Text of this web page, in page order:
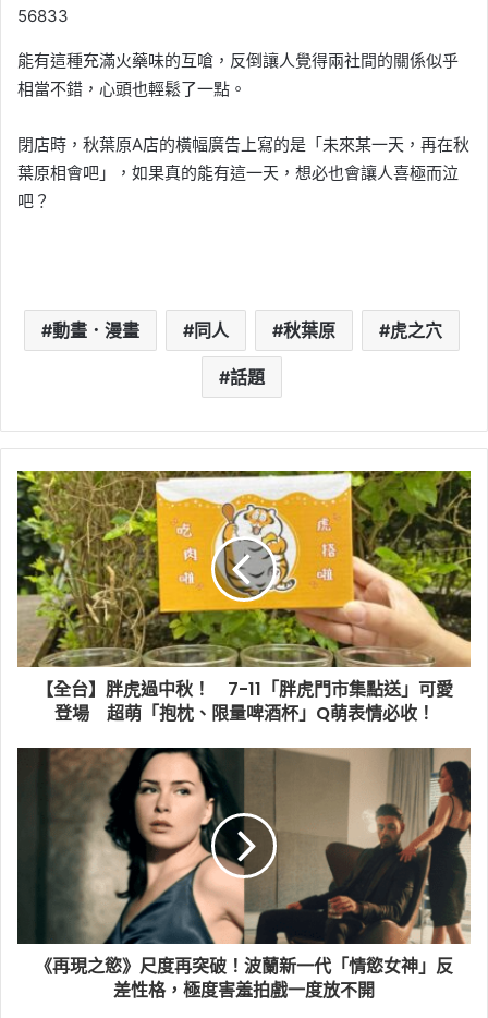
56833
能有這種充滿火藥味的互嗆，反倒讓人覺得兩社間的關係似乎
相當不錯，心頭也輕鬆了一點。
閉店時，秋葉原A店的橫幅廣告上寫的是「未來某一天，再在秋
葉原相會吧」，如果真的能有這一天，想必也會讓人喜極而泣
吧？
動畫．漫畫 同人 秋葉原 虎之穴
話題
【全台】胖虎過中秋！ 7-11「胖虎門市集點送」可愛
登場 超萌「抱枕、限量啤酒杯」Q萌表情必收！
《再現之慾》尺度再突破！波蘭新一代「情慾女神」反
差性格，極度害羞拍戲一度放不開